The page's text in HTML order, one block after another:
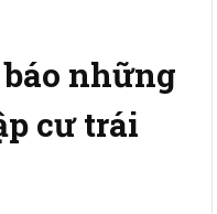
những
cư trái